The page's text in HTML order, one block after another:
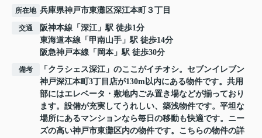
所在地 兵庫県神戸市東灘区深江本町 ３丁目
交通 阪神本線 「 深江」駅 徒歩1分
東海道本線 「 甲南山手 」駅 徒歩14分
阪急神戸本線 「 岡本 」駅 徒歩30分
備考
「クラシェス深江」のここがイチオシ。セブンイレブン
神戸深江本町3丁目店が130m以内にある物件です。共用
部にはエレベータ・敷地内ごみ置き場などが揃っており
ます。設備が充実してうれしい、築浅物件です。平坦な
場所にあるマンションなら毎日の移動も快適です。ニー
ズの高い神戸市東灘区内の物件です。こちらの物件の詳